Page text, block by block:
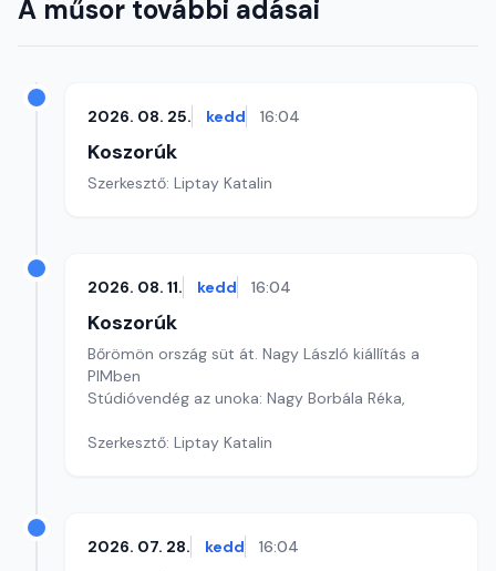
A műsor további adásai
2026. 08. 25. kedd 16:04
Koszorúk
Szerkesztő: Liptay Katalin
2026. 08. 11. kedd 16:04
Koszorúk
Bőrömön ország süt át. Nagy László kiállítás a
PIMben
Stúdióvendég az unoka: Nagy Borbála Réka,
Szerkesztő: Liptay Katalin
2026. 07. 28. kedd 16:04